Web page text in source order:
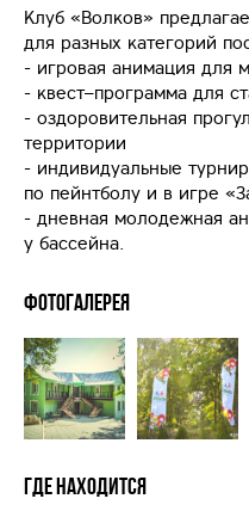
Клуб «Волков»
для разных категорий
- игровая анимация для
- квест–программа для
- оздоровительная
территории
- индивидуальные
по пейнтболу и в игре
- дневная молодежная
у бассейна.
Фотогалерея
Где находится